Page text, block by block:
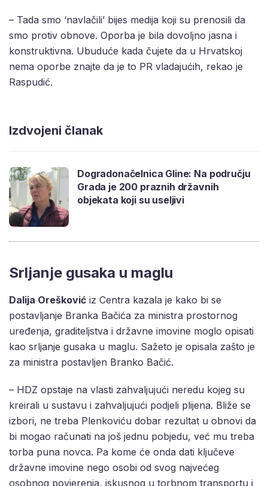
– Tada smo ‘navlačili’ bijes medija koji su prenosili da
smo protiv obnove. Oporba je bila dovoljno jasna i
konstruktivna. Ubuduće kada čujete da u Hrvatskoj
nema oporbe znajte da je to PR vladajućih, rekao je
Raspudić.
Izdvojeni članak
Dogradonačelnica Gline: Na području
Grada je 200 praznih državnih
objekata koji su useljivi
Srljanje gusaka u maglu
Dalija Orešković iz Centra kazala je kako bi se
postavljanje Branka Bačića za ministra prostornog
uređenja, graditeljstva i državne imovine moglo opisati
kao srljanje gusaka u maglu. Sažeto je opisala zašto je
za ministra postavljen Branko Bačić.
– HDZ opstaje na vlasti zahvaljujući neredu kojeg su
kreirali u sustavu i zahvaljujući podjeli plijena. Bliže se
izbori, ne treba Plenkoviću dobar rezultat u obnovi da
bi mogao računati na još jednu pobjedu, već mu treba
torba puna novca. Pa kome će onda dati ključeve
državne imovine nego osobi od svog najvećeg
osobnog povjerenja, iskusnog u torbnom transportu i